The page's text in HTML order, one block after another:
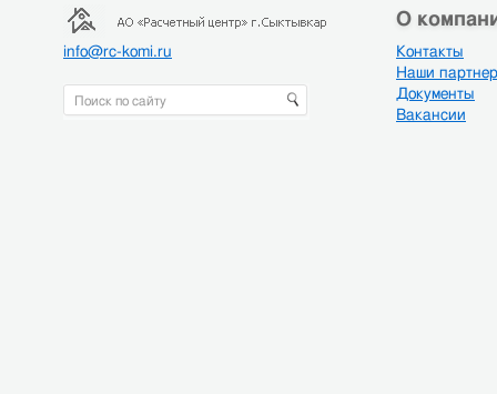
info@rc-komi.ru
О
Контакты
Наши
Документы
Вакансии